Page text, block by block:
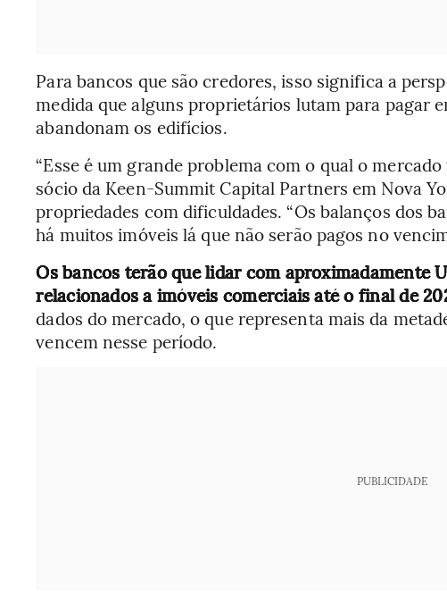
Para bancos que são credores, isso significa a
medida que alguns proprietários lutam para pagar
abandonam os edifícios.
“Esse é um grande problema com o qual o
sócio da Keen-Summit Capital Partners em Nova
propriedades com dificuldades. “Os balanços dos
há muitos imóveis lá que não serão pagos no
Os bancos terão que lidar com aproximadamente
relacionados a imóveis comerciais até o final de
dados do mercado, o que representa mais da
vencem nesse período.
PUBLICIDADE